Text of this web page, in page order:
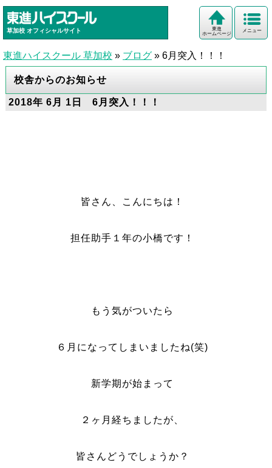
草加校 オフィシャルサイト メニュー
東進
ホームページ
東進ハイスクール 草加校 » ブログ » 6月突入！！！
校舎からのお知らせ
2018年 6月 1日 6月突入！！！
皆さん、こんにちは！
担任助手１年の小橋です！
もう気がついたら
６月になってしまいましたね(笑)
新学期が始まって
２ヶ月経ちましたが、
皆さんどうでしょうか？